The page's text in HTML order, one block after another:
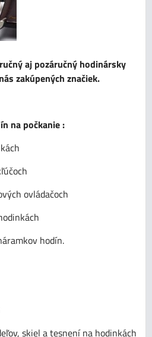
aj pozáručný hodinársky
zakúpených značiek.
na počkanie :
ovládačoch
hodín.
skiel a tesnení na hodinkách